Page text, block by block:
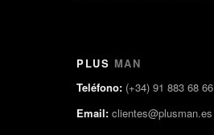
PLUS MAN
Teléfono: (+34) 91 883 68 66
Email: clientes@plusman.es